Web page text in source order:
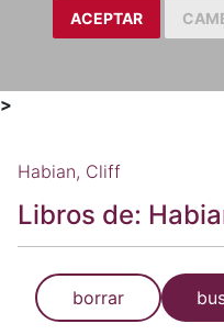
ACEPTAR
>
Habian, Cliff
Libros de:
borrar